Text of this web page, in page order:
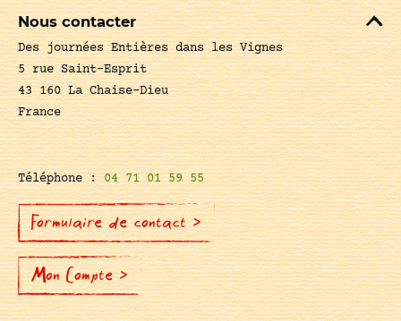
Nous contacter
Des journées Entières dans les Vignes
5 rue Saint-Esprit
43 160 La Chaise-Dieu
France
Téléphone :04 71 01 59 55
Formulaire de contact >
Mon Compte >